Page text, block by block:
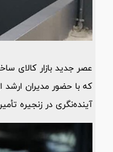
عصر جدید بازار کالای
که با حضور مدیران
آینده‌نگری در زنجیره